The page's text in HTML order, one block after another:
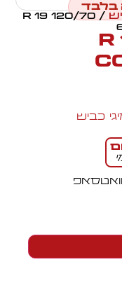
בלבד
/ 120/70 R 19
כביש